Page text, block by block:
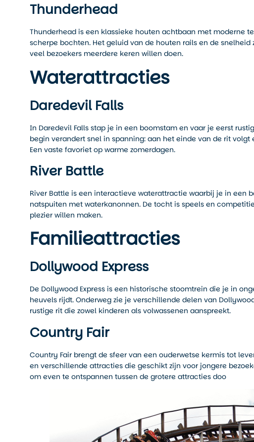
Thunderhead
Thunderhead is een klassieke houten achtbaan met moderne
scherpe bochten. Het geluid van de houten rails en de
veel bezoekers meerdere keren willen doen.
Waterattracties
Daredevil Falls
In Daredevil Falls stap je in een boomstam en vaar je eerst
begin verandert snel in spanning: aan het einde van de rit
Een vaste favoriet op warme zomerdagen.
River Battle
River Battle is een interactieve waterattractie waarbij je in een
natspuiten met waterkanonnen. De tocht is speels en
plezier willen maken.
Familieattracties
Dollywood Express
De Dollywood Express is een historische stoomtrein die je in
heuvels rijdt. Onderweg zie je verschillende delen van
rustige rit die zowel kinderen als volwassenen aanspreekt.
Country Fair
Country Fair brengt de sfeer van een ouderwetse kermis tot
en verschillende attracties die geschikt zijn voor jongere
om even te ontspannen tussen de grotere attracties doo